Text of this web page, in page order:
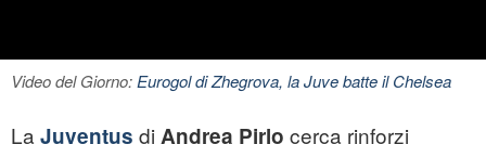
Video del Giorno:Eurogol di Zhegrova, la Juve batte il Chelsea
La Juventus di Andrea Pirlo cerca rinforzi